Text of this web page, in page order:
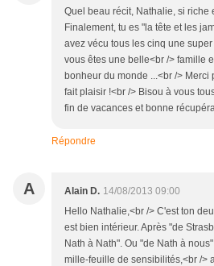
Quel beau récit, Nathalie, si riche
Finalement, tu es "la tête et les
avez vécu tous les cinq une
vous êtes une belle<br /> famille
bonheur du monde ...<br />
fait plaisir !<br /> Bisou à vous
fin de vacances et bonne
Répondre
A Alain D. 14/08/2013 09:00
Hello Nathalie,<br /> C'est ton
est bien intérieur. Après "de
Nath à Nath". Ou "de Nath à
mille-feuille de sensibilités,<br />